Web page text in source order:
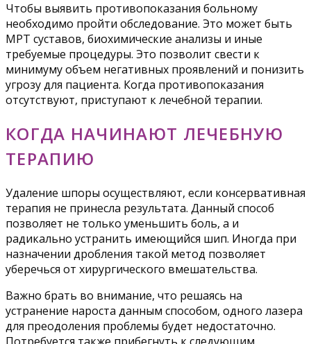
Чтобы выявить противопоказания больному
необходимо пройти обследование. Это может быть
МРТ суставов, биохимические анализы и иные
требуемые процедуры. Это позволит свести к
минимуму объем негативных проявлений и понизить
угрозу для пациента. Когда противопоказания
отсутствуют, приступают к лечебной терапии.
КОГДА НАЧИНАЮТ ЛЕЧЕБНУЮ
ТЕРАПИЮ
Удаление шпоры осуществляют, если консервативная
терапия не принесла результата. Данный способ
позволяет не только уменьшить боль, а и
радикально устранить имеющийся шип. Иногда при
назначении дробления такой метод позволяет
уберечься от хирургического вмешательства.
Важно брать во внимание, что решаясь на
устранение нароста данным способом, одного лазера
для преодоления проблемы будет недостаточно.